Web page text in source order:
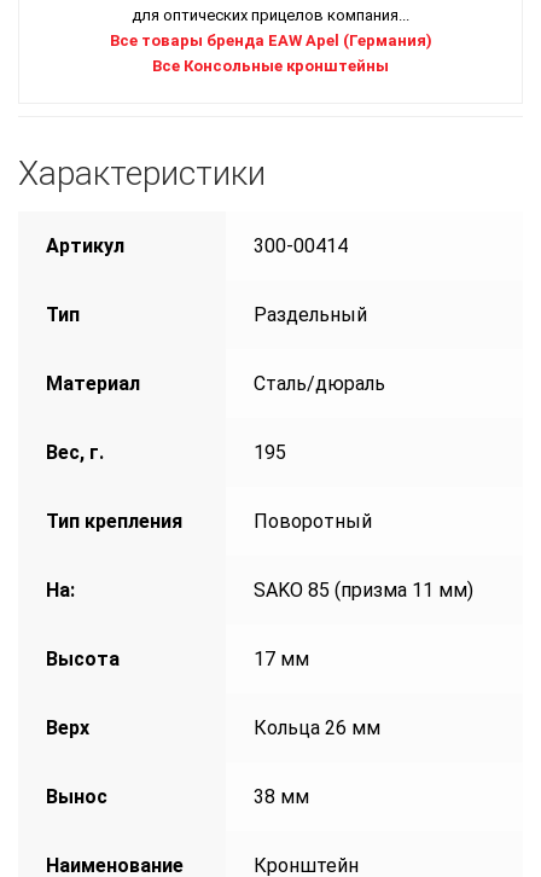
для оптических прицелов компания...
Все товары бренда EAW Apel (Германия)
Все Консольные кронштейны
Характеристики
Артикул 300-00414
Тип Раздельный
Материал Сталь/дюраль
Вес, г. 195
Тип крепления Поворотный
На: SAKO 85 (призма 11 мм)
Высота 17 мм
Верх Кольца 26 мм
Вынос 38 мм
Наименование Кронштейн